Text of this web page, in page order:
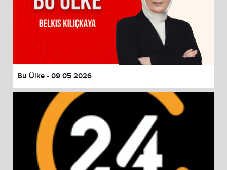
Bu Ülke - 09 05 2026